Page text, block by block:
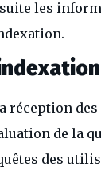
les
réception
de la
des